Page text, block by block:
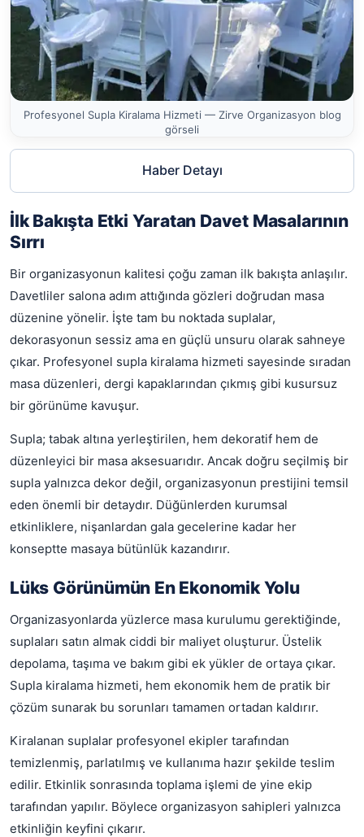
Profesyonel Supla Kiralama Hizmeti — Zirve Organizasyon blog
görseli
Haber Detayı
İlk Bakışta Etki Yaratan Davet Masalarının
Sırrı
Bir organizasyonun kalitesi çoğu zaman ilk bakışta anlaşılır.
Davetliler salona adım attığında gözleri doğrudan masa
düzenine yönelir. İşte tam bu noktada suplalar,
dekorasyonun sessiz ama en güçlü unsuru olarak sahneye
çıkar. Profesyonel supla kiralama hizmeti sayesinde sıradan
masa düzenleri, dergi kapaklarından çıkmış gibi kusursuz
bir görünüme kavuşur.
Supla; tabak altına yerleştirilen, hem dekoratif hem de
düzenleyici bir masa aksesuarıdır. Ancak doğru seçilmiş bir
supla yalnızca dekor değil, organizasyonun prestijini temsil
eden önemli bir detaydır. Düğünlerden kurumsal
etkinliklere, nişanlardan gala gecelerine kadar her
konseptte masaya bütünlük kazandırır.
Lüks Görünümün En Ekonomik Yolu
Organizasyonlarda yüzlerce masa kurulumu gerektiğinde,
suplaları satın almak ciddi bir maliyet oluşturur. Üstelik
depolama, taşıma ve bakım gibi ek yükler de ortaya çıkar.
Supla kiralama hizmeti, hem ekonomik hem de pratik bir
çözüm sunarak bu sorunları tamamen ortadan kaldırır.
Kiralanan suplalar profesyonel ekipler tarafından
temizlenmiş, parlatılmış ve kullanıma hazır şekilde teslim
edilir. Etkinlik sonrasında toplama işlemi de yine ekip
tarafından yapılır. Böylece organizasyon sahipleri yalnızca
etkinliğin keyfini çıkarır.